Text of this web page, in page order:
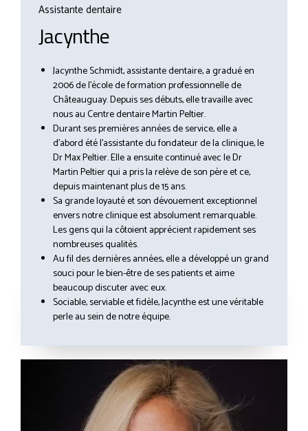
Assistante dentaire
Jacynthe
Jacynthe Schmidt, assistante dentaire, a gradué en
2006 de l’école de formation professionnelle de
Châteauguay. Depuis ses débuts, elle travaille avec
nous au Centre dentaire Martin Peltier.
Durant ses premières années de service, elle a
d’abord été l’assistante du fondateur de la clinique, le
Dr Max Peltier. Elle a ensuite continué avec le Dr
Martin Peltier qui a pris la relève de son père et ce,
depuis maintenant plus de 15 ans.
Sa grande loyauté et son dévouement exceptionnel
envers notre clinique est absolument remarquable.
Les gens qui la côtoient apprécient rapidement ses
nombreuses qualités.
Au fil des dernières années, elle a développé un grand
souci pour le bien-être de ses patients et aime
beaucoup discuter avec eux.
Sociable, serviable et fidèle, Jacynthe est une véritable
perle au sein de notre équipe.